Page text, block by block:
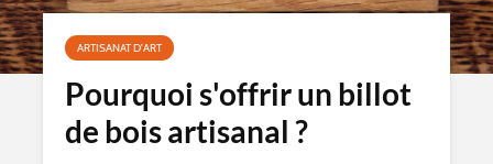
ARTISANAT D'ART
Pourquoi s'offrir un billot
de bois artisanal ?